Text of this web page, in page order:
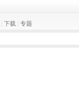
下载 专题